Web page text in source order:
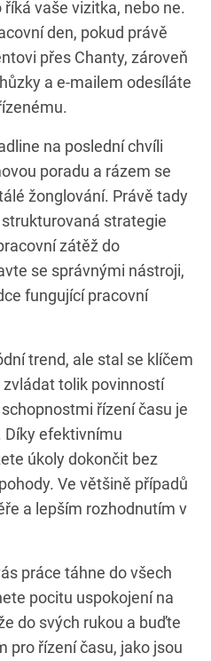
vaše vizitka, nebo ne.
den, pokud právě
přes Chanty, zároveň
a e-mailem odesíláte
na poslední chvíli
poradu a rázem se
žonglování. Právě tady
strategie
zátěž do
se správnými nástroji,
fungující pracovní
trend, ale stal se klíčem
tolik povinností
řízení času je
Díky efektivnímu
úkoly dokončit bez
Ve většině případů
a lepším rozhodnutím v
práce táhne do všech
pocitu uspokojení na
do svých rukou a buďte
pro řízení času, jako jsou